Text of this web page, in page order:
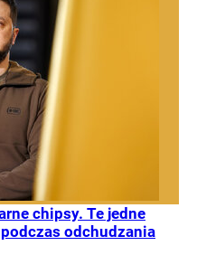
chipsy. Te jedne
odchudzania